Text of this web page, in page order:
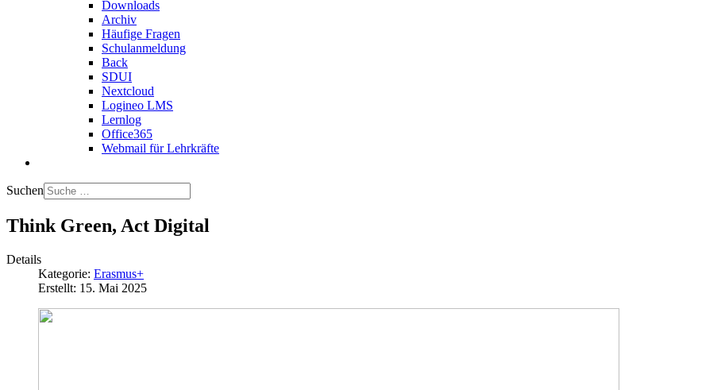
Downloads
Archiv
Häufige Fragen
Schulanmeldung
Back
SDUI
Nextcloud
Logineo LMS
Lernlog
Office365
Webmail für Lehrkräfte
Suchen
Think Green, Act Digital
Details
Kategorie: Erasmus+
Erstellt: 15. Mai 2025